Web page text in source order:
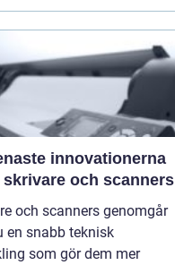
innovationerna
och scanners
och scanners genomgår
en snabb teknisk
som gör dem mer